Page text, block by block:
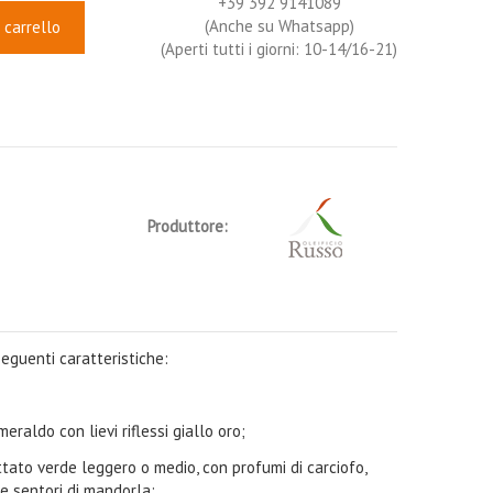
(Anche su Whatsapp)
(Aperti tutti i giorni: 10-14/16-21)
carrello
Produttore:
caratteristiche:
con lievi riflessi giallo oro;
verde leggero o medio, con profumi di carciofo,